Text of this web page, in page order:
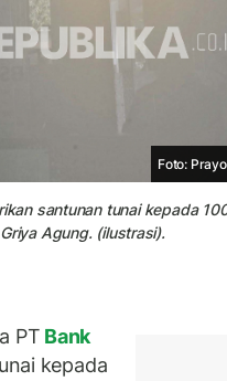
Foto:
santunan tunai kepada
Agung. (ilustrasi).
PT Bank
kepada